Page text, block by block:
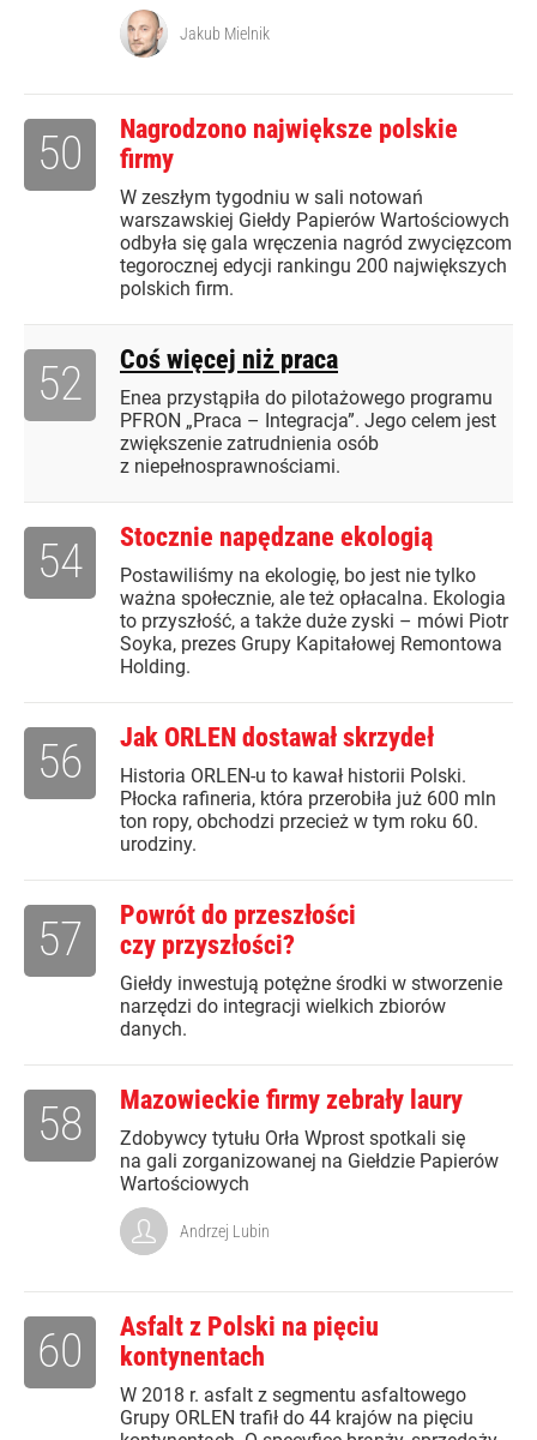
Jakub Mielnik
Nagrodzono największe polskie
firmy
W zeszłym tygodniu w sali notowań
warszawskiej Giełdy Papierów Wartościowych
odbyła się gala wręczenia nagród zwycięzcom
tegorocznej edycji rankingu 200 największych
polskich firm.
50
Coś więcej niż praca
Enea przystąpiła do pilotażowego programu
PFRON „Praca – Integracja”. Jego celem jest
zwiększenie zatrudnienia osób
z niepełnosprawnościami.
52
Stocznie napędzane ekologią
Postawiliśmy na ekologię, bo jest nie tylko
ważna społecznie, ale też opłacalna. Ekologia
to przyszłość, a także duże zyski – mówi Piotr
Soyka, prezes Grupy Kapitałowej Remontowa
Holding.
54
Jak ORLEN dostawał skrzydeł
Historia ORLEN-u to kawał historii Polski.
Płocka rafineria, która przerobiła już 600 mln
ton ropy, obchodzi przecież w tym roku 60.
urodziny.
56
Powrót do przeszłości
czy przyszłości?
Giełdy inwestują potężne środki w stworzenie
narzędzi do integracji wielkich zbiorów
danych.
57
Mazowieckie firmy zebrały laury
Zdobywcy tytułu Orła Wprost spotkali się
na gali zorganizowanej na Giełdzie Papierów
Wartościowych
58
Andrzej Lubin
Asfalt z Polski na pięciu
kontynentach
W 2018 r. asfalt z segmentu asfaltowego
Grupy ORLEN trafił do 44 krajów na pięciu
60